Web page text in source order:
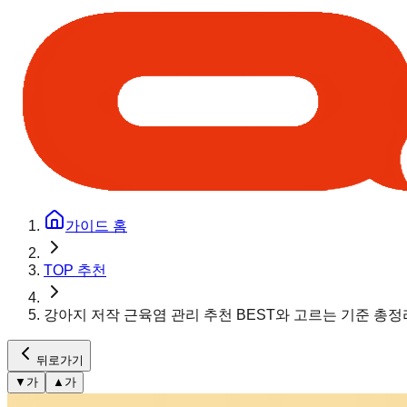
가이드 홈
TOP 추천
강아지 저작 근육염 관리 추천 BEST와 고르는 기준 총정
뒤로가기
▼ 가 ▲ 가